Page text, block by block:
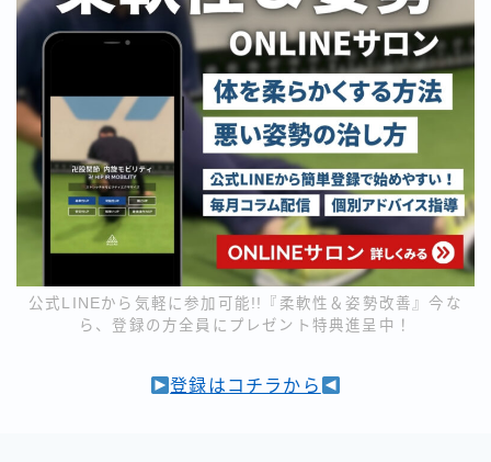
公式LINEから気軽に参加可能!!『柔軟性＆姿勢改善』今な
ら、登録の方全員にプレゼント特典進呈中！
登録はコチラから